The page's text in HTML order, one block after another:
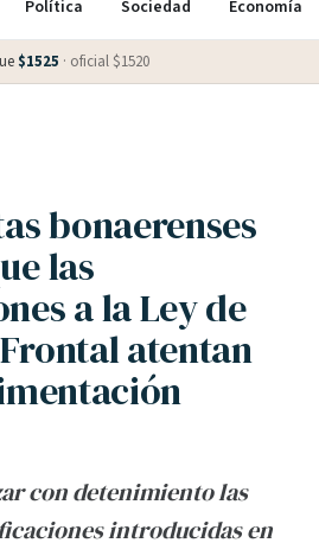
Política Sociedad Economía
$1525 · oficial $1520
bonaerenses
las
a la Ley de
atentan
con detenimiento las
introducidas en